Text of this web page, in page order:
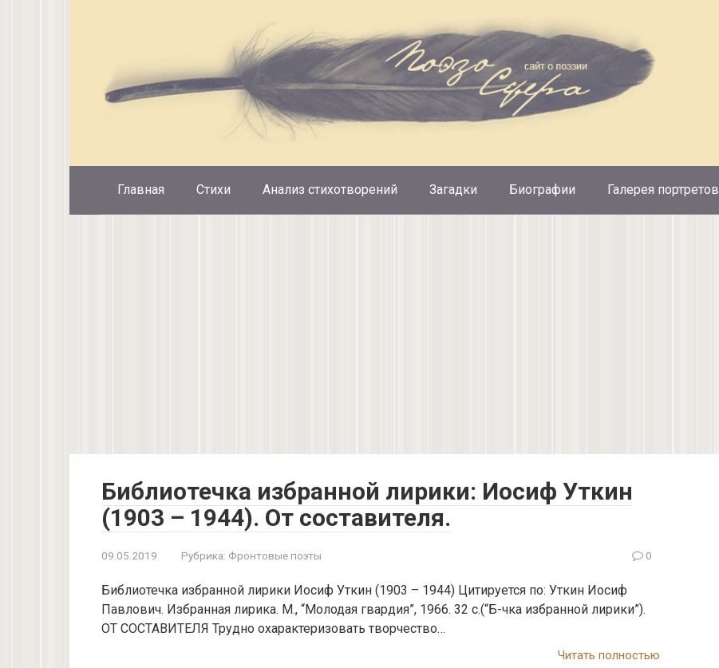
Главная Стихи Анализ стихотворений Загадки Биографии Галерея портретов
Библиотечка избранной лирики: Иосиф Уткин
(1903 – 1944). От составителя.
09.05.2019 Рубрика: Фронтовые поэты 0
Библиотечка избранной лирики Иосиф Уткин (1903 – 1944) Цитируется по: Уткин Иосиф
Павлович. Избранная лирика. М., “Молодая гвардия”, 1966. 32 с.(“Б-чка избранной лирики”).
ОТ СОСТАВИТЕЛЯ Трудно охарактеризовать творчество…
Читать полностью